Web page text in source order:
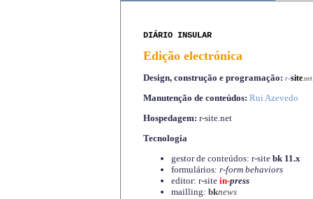
DIÁRIO INSULAR
Edição electrónica
Design, construção e programação: r-site.net
Manutenção de conteúdos: Rui Azevedo
Hospedagem: r-site.net
Tecnologia
gestor de conteúdos: r-site bk 11.x
formulários: r-form behaviors
editor: r-site in-press
mailling: bknews